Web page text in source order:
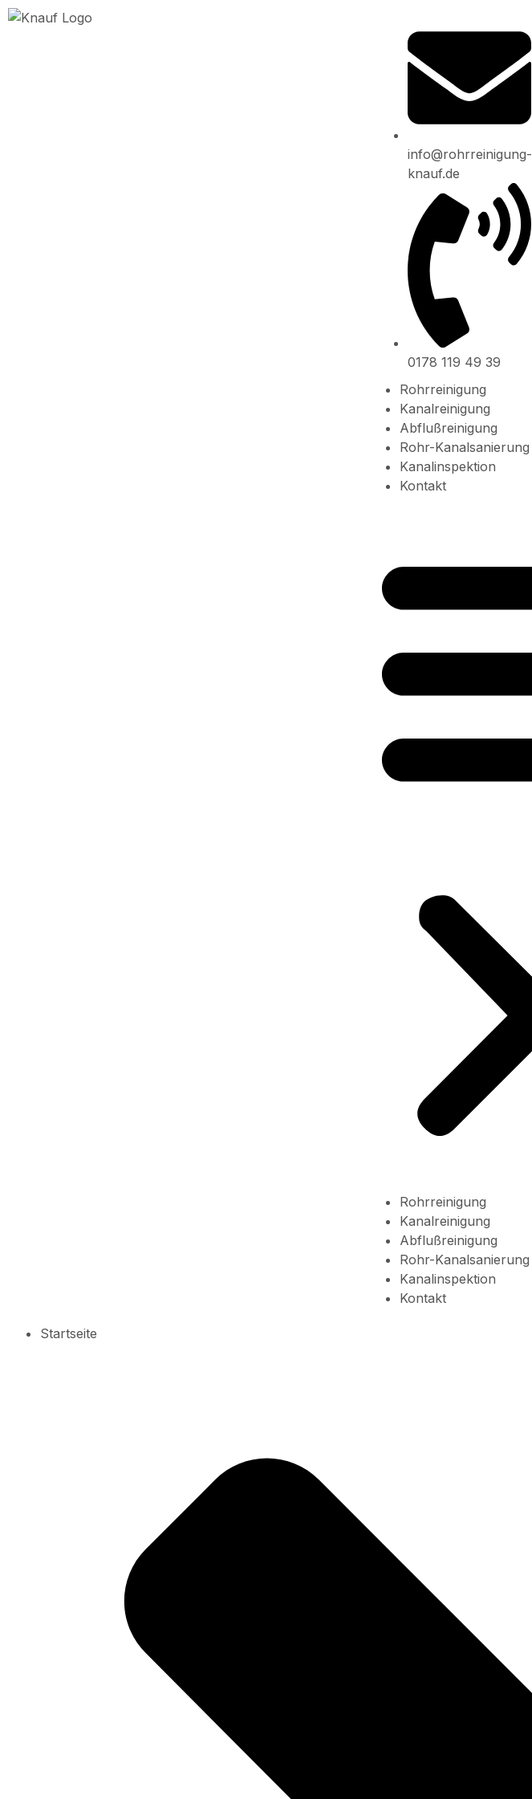
info@rohrreinigung-
knauf.de
0178 119 49 39
Rohrreinigung
Kanalreinigung
Abflußreinigung
Rohr-Kanalsanierung
Kanalinspektion
Kontakt
Rohrreinigung
Kanalreinigung
Abflußreinigung
Rohr-Kanalsanierung
Kanalinspektion
Kontakt
Startseite